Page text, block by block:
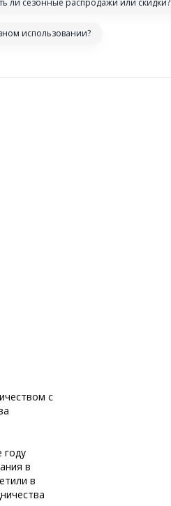
ли сезонные распродажи или скидки?
использовании?
с
году
в
в